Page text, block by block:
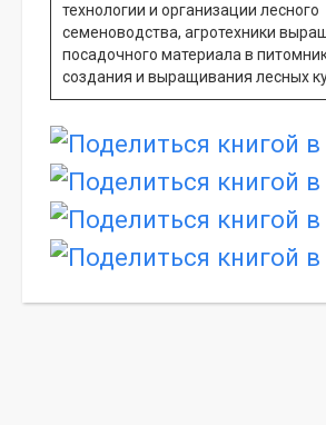
технологии и организации лесного
семеноводства, агротехники
посадочного материала в
создания и выращивания лесных